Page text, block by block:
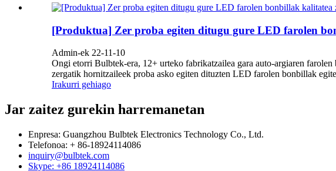
[Produktua] Zer proba egiten ditugu gure LED farolen
Admin-ek 22-11-10
Ongi etorri Bulbtek-era, 12+ urteko fabrikatzailea gara auto-argiaren
zergatik hornitzaileek proba asko egiten dituzten LED farolen bonbillak
Irakurri gehiago
Jar zaitez gurekin harremanetan
Enpresa: Guangzhou Bulbtek Electronics Technology Co., Ltd.
Telefonoa: + 86-18924114086
inquiry@bulbtek.com
Skype: +86 18924114086